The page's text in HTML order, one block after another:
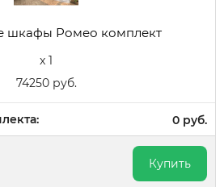
шкафы Ромео комплект
x 1
74250 руб.
0 руб.
Купить